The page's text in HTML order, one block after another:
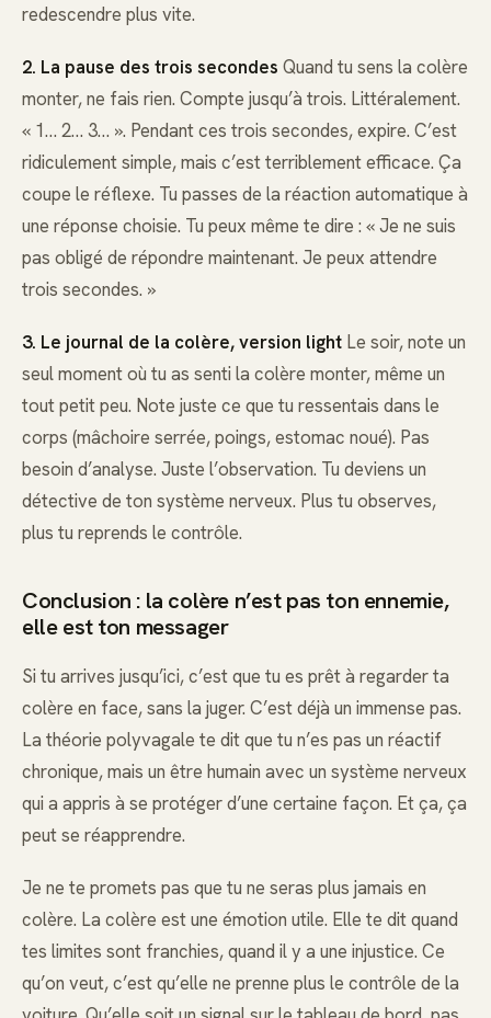
redescendre plus vite.
2. La pause des trois secondes Quand tu sens la colère
monter, ne fais rien. Compte jusqu’à trois. Littéralement.
« 1… 2… 3… ». Pendant ces trois secondes, expire. C’est
ridiculement simple, mais c’est terriblement efficace. Ça
coupe le réflexe. Tu passes de la réaction automatique à
une réponse choisie. Tu peux même te dire : « Je ne suis
pas obligé de répondre maintenant. Je peux attendre
trois secondes. »
3. Le journal de la colère, version light Le soir, note un
seul moment où tu as senti la colère monter, même un
tout petit peu. Note juste ce que tu ressentais dans le
corps (mâchoire serrée, poings, estomac noué). Pas
besoin d’analyse. Juste l’observation. Tu deviens un
détective de ton système nerveux. Plus tu observes,
plus tu reprends le contrôle.
Conclusion : la colère n’est pas ton ennemie,
elle est ton messager
Si tu arrives jusqu’ici, c’est que tu es prêt à regarder ta
colère en face, sans la juger. C’est déjà un immense pas.
La théorie polyvagale te dit que tu n’es pas un réactif
chronique, mais un être humain avec un système nerveux
qui a appris à se protéger d’une certaine façon. Et ça, ça
peut se réapprendre.
Je ne te promets pas que tu ne seras plus jamais en
colère. La colère est une émotion utile. Elle te dit quand
tes limites sont franchies, quand il y a une injustice. Ce
qu’on veut, c’est qu’elle ne prenne plus le contrôle de la